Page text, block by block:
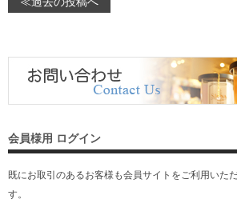
会員様用 ログイン
既にお取引のあるお客様も会員サイトをご利用いた
す。